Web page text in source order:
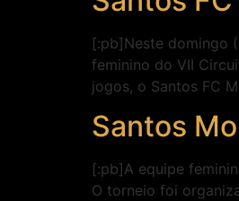
[:pb]Neste domingo
feminino do VII
jogos, o Santos FC
Santos
[:pb]A equipe
O torneio foi